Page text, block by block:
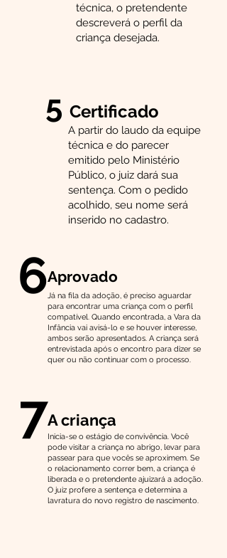
técnica, o pretendente
descreverá o perfil da
criança desejada.
5 Certificado
A partir do laudo da equipe
técnica e do parecer
emitido pelo Ministério
Público, o juiz dará sua
sentença. Com o pedido
acolhido, seu nome será
inserido no cadastro.
6Aprovado
Já na fila da adoção, é preciso aguardar
para encontrar uma criança com o perfil
compatível. Quando encontrada, a Vara da
Infância vai avisá-lo e se houver interesse,
ambos serão apresentados. A criança será
entrevistada após o encontro para dizer se
quer ou não continuar com o processo.
7A criança
Inicia-se o estágio de convivência. Você
pode visitar a criança no abrigo, levar para
passear para que vocês se aproximem. Se
o relacionamento correr bem, a criança é
liberada e o pretendente ajuizará a adoção.
O juiz profere a sentença e determina a
lavratura do novo registro de nascimento.